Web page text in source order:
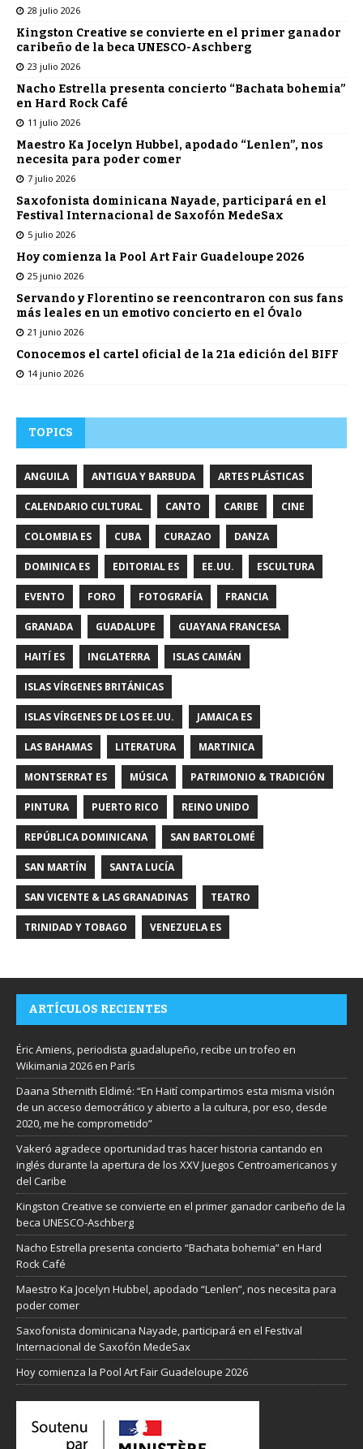
28 julio 2026
Kingston Creative se convierte en el primer ganador
caribeño de la beca UNESCO-Aschberg
23 julio 2026
Nacho Estrella presenta concierto “Bachata bohemia”
en Hard Rock Café
11 julio 2026
Maestro Ka Jocelyn Hubbel, apodado “Lenlen”, nos
necesita para poder comer
7 julio 2026
Saxofonista dominicana Nayade, participará en el
Festival Internacional de Saxofón MedeSax
5 julio 2026
Hoy comienza la Pool Art Fair Guadeloupe 2026
25 junio 2026
Servando y Florentino se reencontraron con sus fans
más leales en un emotivo concierto en el Óvalo
21 junio 2026
Conocemos el cartel oficial de la 21a edición del BIFF
14 junio 2026
TOPICS
ANGUILA ANTIGUA Y BARBUDA ARTES PLÁSTICAS
CALENDARIO CULTURAL CANTO CARIBE CINE
COLOMBIA ES CUBA CURAZAO DANZA
DOMINICA ES EDITORIAL ES EE.UU. ESCULTURA
EVENTO FORO FOTOGRAFÍA FRANCIA
GRANADA GUADALUPE GUAYANA FRANCESA
HAITÍ ES INGLATERRA ISLAS CAIMÁN
ISLAS VÍRGENES BRITÁNICAS
ISLAS VÍRGENES DE LOS EE.UU. JAMAICA ES
LAS BAHAMAS LITERATURA MARTINICA
MONTSERRAT ES MÚSICA PATRIMONIO & TRADICIÓN
PINTURA PUERTO RICO REINO UNIDO
REPÚBLICA DOMINICANA SAN BARTOLOMÉ
SAN MARTÍN SANTA LUCÍA
SAN VICENTE & LAS GRANADINAS TEATRO
TRINIDAD Y TOBAGO VENEZUELA ES
ARTÍCULOS RECIENTES
Éric Amiens, periodista guadalupeño, recibe un trofeo en
Wikimania 2026 en París
Daana Sthernith Eldimé: “En Haití compartimos esta misma visión
de un acceso democrático y abierto a la cultura, por eso, desde
2020, me he comprometido”
Vakeró agradece oportunidad tras hacer historia cantando en
inglés durante la apertura de los XXV Juegos Centroamericanos y
del Caribe
Kingston Creative se convierte en el primer ganador caribeño de la
beca UNESCO-Aschberg
Nacho Estrella presenta concierto “Bachata bohemia” en Hard
Rock Café
Maestro Ka Jocelyn Hubbel, apodado “Lenlen”, nos necesita para
poder comer
Saxofonista dominicana Nayade, participará en el Festival
Internacional de Saxofón MedeSax
Hoy comienza la Pool Art Fair Guadeloupe 2026